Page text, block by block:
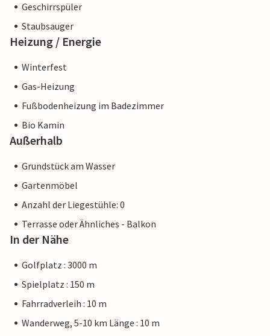
Geschirrspüler
Staubsauger
Heizung / Energie
Winterfest
Gas-Heizung
Fußbodenheizung im Badezimmer
Bio Kamin
Außerhalb
Grundstück am Wasser
Gartenmöbel
Anzahl der Liegestühle: 0
Terrasse oder Ähnliches - Balkon
In der Nähe
Golfplatz : 3000 m
Spielplatz : 150 m
Fahrradverleih : 10 m
Wanderweg, 5-10 km Länge : 10 m